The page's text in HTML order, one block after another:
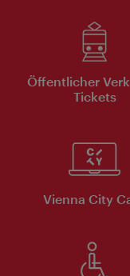
Öffentlicher
Tickets
Vienna City